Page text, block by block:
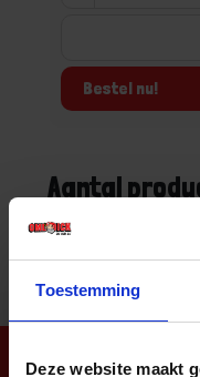
Toestemming
Deze website maakt
Bestel nu!
Aantal
Nieuwsbrief